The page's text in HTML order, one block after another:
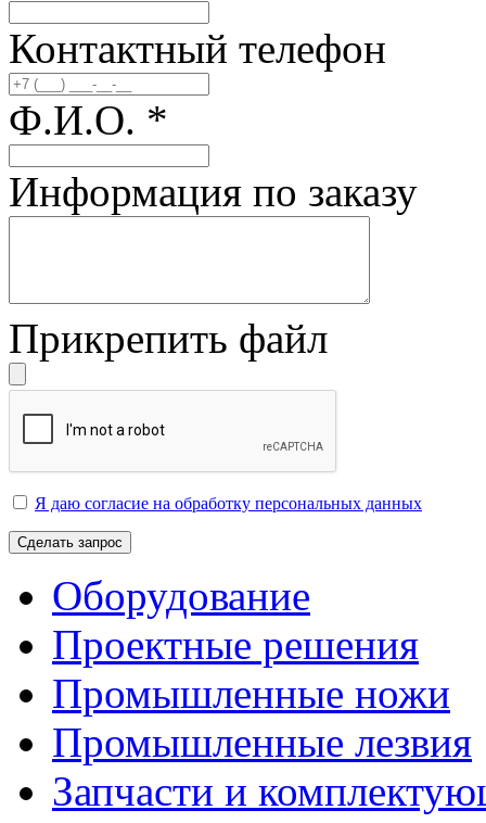
Контактный телефон
Ф.И.О. *
Информация по заказу
Прикрепить файл
Я даю согласие на обработку персональных данных
Сделать запрос
Оборудование
Проектные решения
Промышленные ножи
Промышленные лезвия
Запчасти и